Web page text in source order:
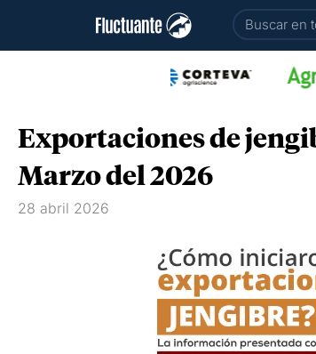
Buscar
Exportaciones de
Marzo del 2026
28 abril 2026